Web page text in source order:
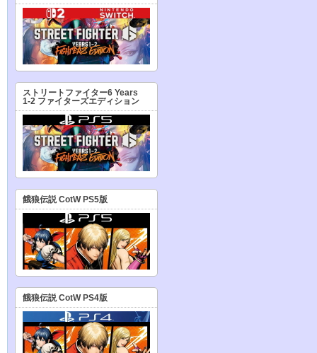
ストリートファイター6 Years
1-2 ファイターズエディション
餓狼伝説 CotW PS5版
餓狼伝説 CotW PS4版